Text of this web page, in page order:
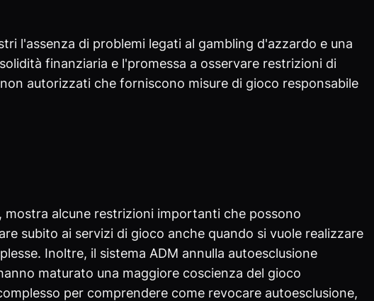
l'assenza di problemi legati al gambling d'azzardo e una
finanziaria e l'promessa a osservare restrizioni di
autorizzati che forniscono misure di gioco responsabile
mostra alcune restrizioni importanti che possono
subito ai servizi di gioco anche quando si vuole realizzare
Inoltre, il sistema ADM annulla autoesclusione
maturato una maggiore coscienza del gioco
per comprendere come revocare autoesclusione,